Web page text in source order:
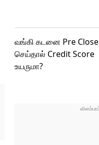
வங்கி கடனை Pre Close
செய்தால் Credit Score
உயருமா?